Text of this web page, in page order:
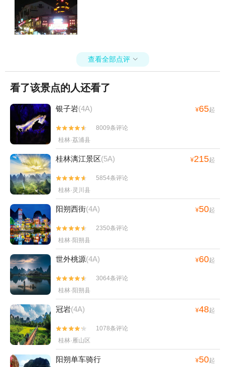
查看全部点评 
看了该景点的人还看了
银子岩(4A) ¥65起


8009条评论
桂林·荔浦县
桂林漓江景区(5A) ¥215起


5854条评论
桂林·灵川县
阳朔西街(4A) ¥50起


2350条评论
桂林·阳朔县
世外桃源(4A) ¥60起


3064条评论
桂林·阳朔县
冠岩(4A) ¥48起


1078条评论
桂林·雁山区
阳朔单车骑行 ¥50起